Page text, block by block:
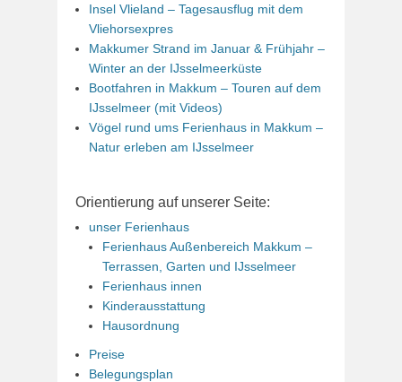
Insel Vlieland – Tagesausflug mit dem
Vliehorsexpres
Makkumer Strand im Januar & Frühjahr –
Winter an der IJsselmeerküste
Bootfahren in Makkum – Touren auf dem
IJsselmeer (mit Videos)
Vögel rund ums Ferienhaus in Makkum –
Natur erleben am IJsselmeer
Orientierung auf unserer Seite:
unser Ferienhaus
Ferienhaus Außenbereich Makkum –
Terrassen, Garten und IJsselmeer
Ferienhaus innen
Kinderausstattung
Hausordnung
Preise
Belegungsplan